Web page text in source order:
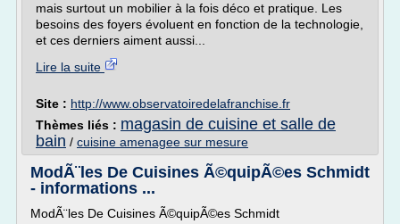
mais surtout un mobilier à la fois déco et pratique. Les
besoins des foyers évoluent en fonction de la technologie,
et ces derniers aiment aussi...
Lire la suite
Site : http://www.observatoiredelafranchise.fr
Thèmes liés : magasin de cuisine et salle de
bain / cuisine amenagee sur mesure
ModÃ¨les De Cuisines Ã©quipÃ©es Schmidt
- informations ...
ModÃ¨les De Cuisines Ã©quipÃ©es Schmidt